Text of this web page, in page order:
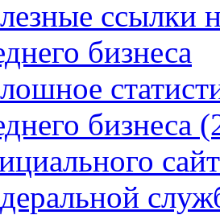
ссылки
бизнеса
бизнеса